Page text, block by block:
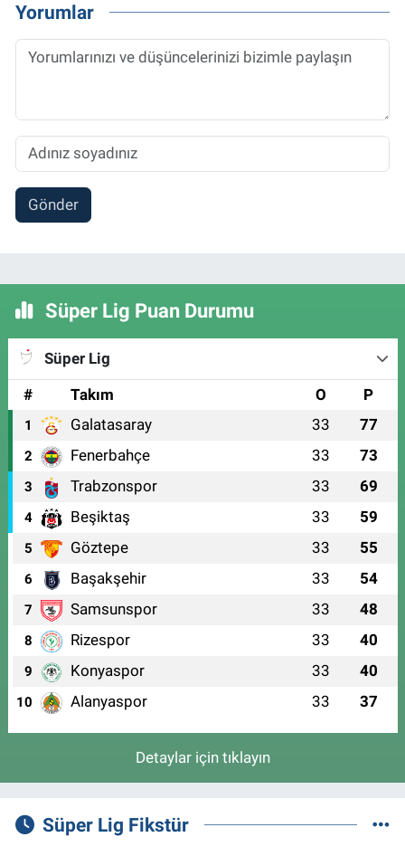
Yorumlar
Gönder
Süper Lig Puan Durumu
Süper Lig
#
Takım O P
1 Galatasaray 33 77
2 Fenerbahçe 33 73
3 Trabzonspor 33 69
4 Beşiktaş 33 59
5 Göztepe 33 55
6 Başakşehir 33 54
7 Samsunspor 33 48
8 Rizespor 33 40
9 Konyaspor 33 40
10 Alanyaspor 33 37
Detaylar için tıklayın
Süper Lig Fikstür